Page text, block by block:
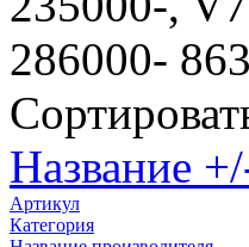
286000-
Название
Артикул
Категория